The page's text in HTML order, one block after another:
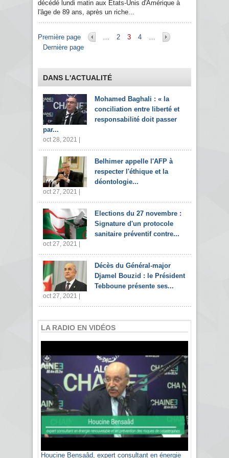
décédé lundi matin aux Etats-Unis d'Amérique à
l'âge de 89 ans, après un riche...
Pages
Première page … 2 3 4
…
Dernière page
DANS L'ACTUALITÉ
Mohamed Baghali : « la
conciliation entre liberté et
responsabilité doit passer
par...
oct 28, 2021 |
Belhimer appelle l'AFP à
respecter l'éthique et la
déontologie...
oct 27, 2021 |
Elections du 27 novembre :
Signature d'un protocole
sanitaire préventif contre...
oct 27, 2021 |
Décès du Général-major
Djamel Bouzid : le Président
Tebboune présente ses...
oct 27, 2021 |
LA RADIO EN VIDÉOS
Houcine Bensaâd, expert consultant en énergie
Sami Agli, président de la Confédération